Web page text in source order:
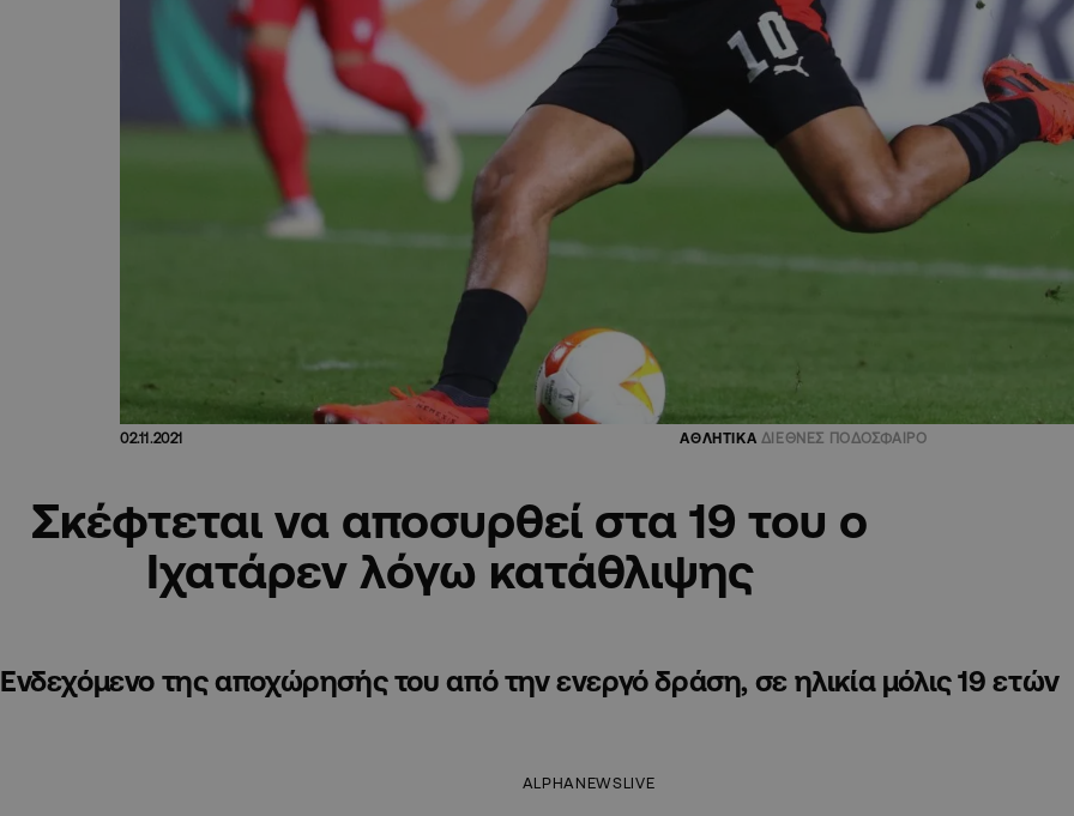
02.11.2021 ΑΘΛΗΤΙΚΑ ΔΙΕΘΝΕΣ ΠΟΔΟΣΦΑΙΡΟ
Σκέφτεται να αποσυρθεί στα 19 του ο
Ιχατάρεν λόγω κατάθλιψης
Eνδεχόμενο της αποχώρησής του από την ενεργό δράση, σε ηλικία μόλις 19 ετών
ALPHANEWSLIVE